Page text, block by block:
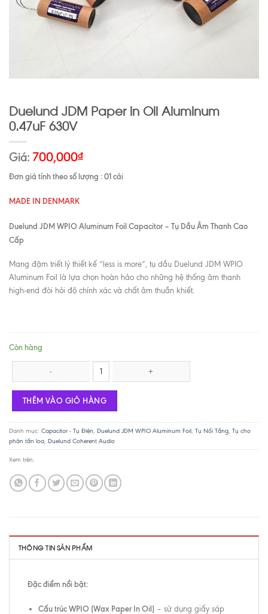
Duelund JDM Paper in Oil Aluminum
0.47uF 630V
Giá: 700,000₫
Đơn giá tính theo số lượng : 01 cái
MADE IN DENMARK
Duelund JDM WPIO Aluminum Foil Capacitor – Tụ Dầu Âm Thanh Cao
Cấp
Mang đậm triết lý thiết kế “less is more”, tụ dầu Duelund JDM WPIO
Aluminum Foil là lựa chọn hoàn hảo cho những hệ thống âm thanh
high-end đòi hỏi độ chính xác và chất âm thuần khiết.
Còn hàng
Duelund JDM Paper in Oil Aluminum 0.47uF 630V số lượng
THÊM VÀO GIỎ HÀNG
Danh mục: Capacitor - Tụ Điện, Duelund JDM WPIO Aluminum Foil, Tụ Nối Tầng, Tụ cho
phân tần loa, Duelund Coherent Audio
Xem trên:
THÔNG TIN SẢN PHẨM
Đặc điểm nổi bật:
Cấu trúc WPIO (Wax Paper In Oil) – sử dụng giấy sáp